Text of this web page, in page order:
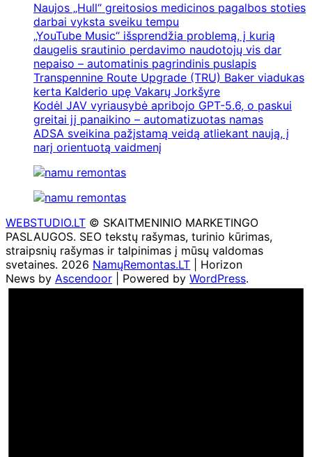
Naujos „Hull“ greitosios medicinos pagalbos stoties
darbai vyksta sveiku tempu
„YouTube Music“ išsprendžia problemą, į kurią
daugelis srautinio perdavimo naudotojų vis dar
nepaiso – automatinis pagrindinis puslapis
Transpennine Route Upgrade (TRU) Baker viadukas
kerta Kalderio upę Vakarų Jorkšyre
Kodėl JAV vyriausybė apribojo GPT-5.6, o paskui
greitai jį panaikino – automatizuotas namas
ADSA sveikina pažįstamą veidą atliekant naują, į
narį orientuotą vaidmenį
WEBSTUDIO.LT © SKAITMENINIO MARKETINGO
PASLAUGOS. SEO tekstų rašymas, turinio kūrimas,
straipsnių rašymas ir talpinimas į mūsų valdomas
svetaines. 2026 NamųRemontas.LT | Horizon
News by Ascendoor | Powered by WordPress.